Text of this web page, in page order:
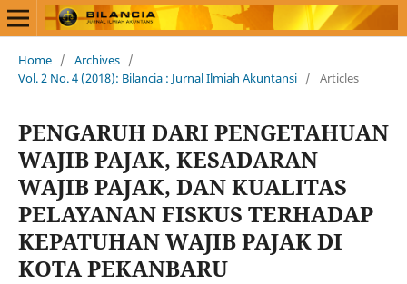
Home / Archives /
Vol. 2 No. 4 (2018): Bilancia : Jurnal Ilmiah Akuntansi / Articles
PENGARUH DARI PENGETAHUAN
WAJIB PAJAK, KESADARAN
WAJIB PAJAK, DAN KUALITAS
PELAYANAN FISKUS TERHADAP
KEPATUHAN WAJIB PAJAK DI
KOTA PEKANBARU